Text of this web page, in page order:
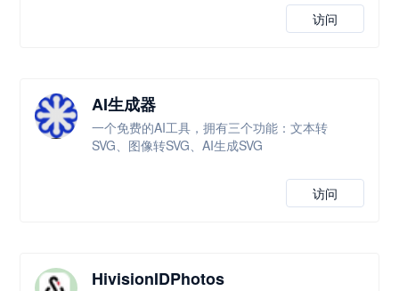
访问
AI生成器
一个免费的AI工具，拥有三个功能：文本转
SVG、图像转SVG、AI生成SVG
访问
HivisionIDPhotos